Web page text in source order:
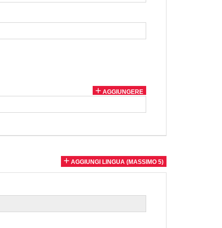
AGGIUNGERE
AGGIUNGI LINGUA (MASSIMO 5)